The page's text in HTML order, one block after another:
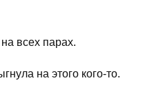
всех парах.
на этого кого-то.